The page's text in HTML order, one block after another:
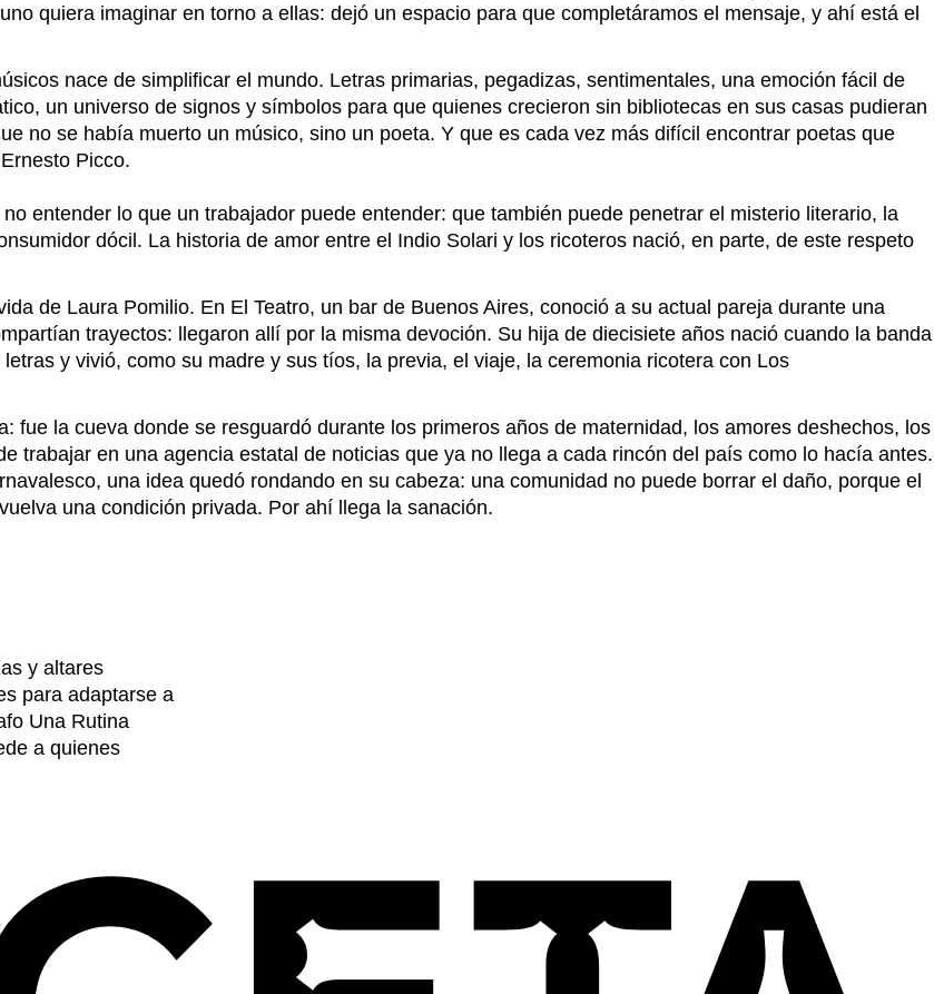
quiera imaginar en torno a ellas: dejó un espacio para que completáramos el mensaje, y ahí está el
nace de simplificar el mundo. Letras primarias, pegadizas, sentimentales, una emoción fácil de
un universo de signos y símbolos para que quienes crecieron sin bibliotecas en sus casas pudieran
no se había muerto un músico, sino un poeta. Y que es cada vez más difícil encontrar poetas que
Picco.
entender lo que un trabajador puede entender: que también puede penetrar el misterio literario, la
dócil. La historia de amor entre el Indio Solari y los ricoteros nació, en parte, de este respeto
de Laura Pomilio. En El Teatro, un bar de Buenos Aires, conoció a su actual pareja durante una
trayectos: llegaron allí por la misma devoción. Su hija de diecisiete años nació cuando la banda
y vivió, como su madre y sus tíos, la previa, el viaje, la ceremonia ricotera con Los
fue la cueva donde se resguardó durante los primeros años de maternidad, los amores deshechos, los
trabajar en una agencia estatal de noticias que ya no llega a cada rincón del país como lo hacía antes.
una idea quedó rondando en su cabeza: una comunidad no puede borrar el daño, porque el
una condición privada. Por ahí llega la sanación.
y altares
para adaptarse a
Una Rutina
a quienes